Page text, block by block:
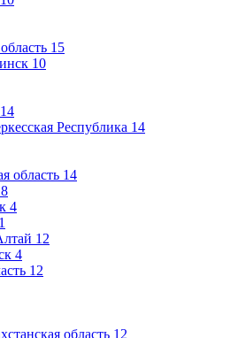
15
10
14
Республика 14
область 14
8
4
1
12
4
12
область 12